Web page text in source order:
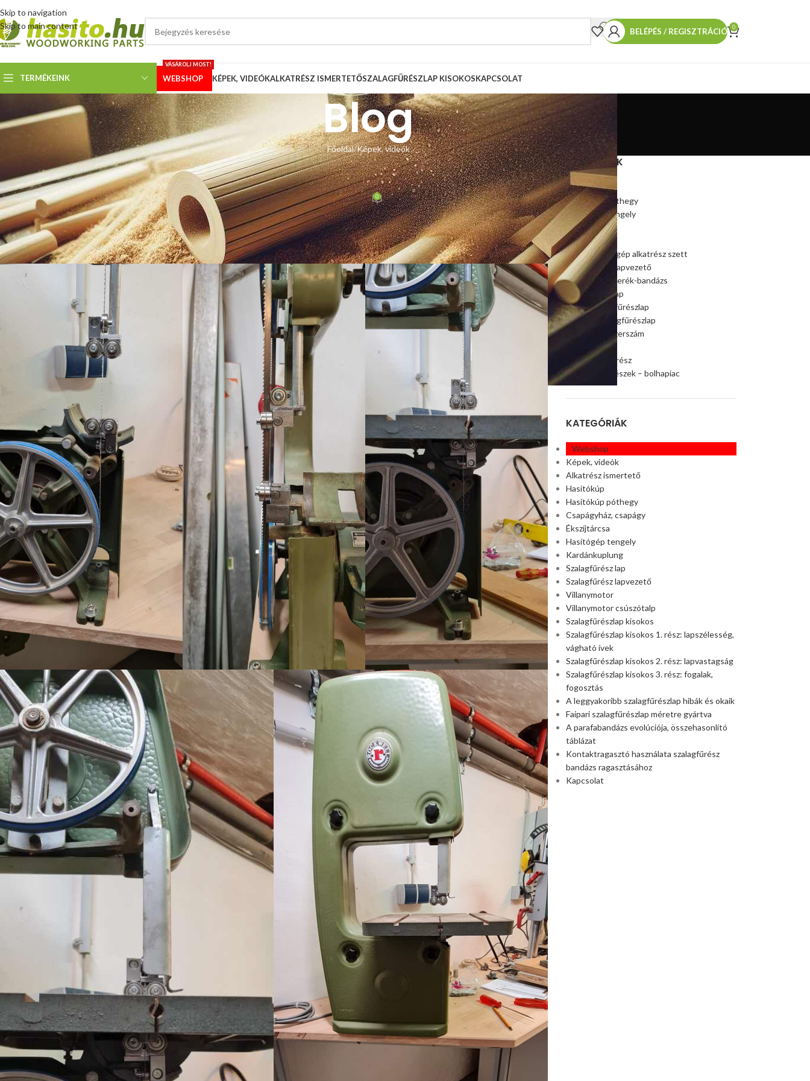
Skip to navigation
Skip to main content
BELÉPÉS / REGISZTRÁCIÓ 0
TERMÉKEINK WEBSHOP
VÁSÁROLJ MOST!
KÉPEK, VIDEÓKALKATRÉSZ ISMERTETŐSZALAGFŰRÉSZLAP KISOKOSKAPCSOLAT
Blog
Főoldal Képek, videók
KÉPEK, VIDEÓK
Rockwell 8721 DG 157 szalagfűrész lapvezető csere
Megosztotta Hoffmann Zsolt Be november 21, 2024 0
Vevőnk, egy régi Rockwell asztali szalagfűrész lapvezetőit cserélte le a 4×4-es lapvezetőinkre. Az átépítés ezen a fűrészgépen is egyszerű volt. A
lapvezető nem használt egyéb furtain keresztül, csavarokkal történt a rögzítés.
TERMÉKEINK
Hasítókúp
Hasítókúp póthegy
Hasítógép tengely
Ékszíjtárcsa
Csapágy
Kúpos hasítógép alkatrész szett
Szalagfűrész lapvezető
Szalagfűrészkerék-bandázs
Szalagfűrészlap
Faipari szalagfűrészlap
Húsipari szalagfűrészlap
Faipari gép, szerszám
Ágaprító
Offroad alkatrész
Akciós alkatrészek – bolhapiac
KATEGÓRIÁK
Webshop
Képek, videók
Alkatrész ismertető
Hasítókúp
Hasítókúp póthegy
Csapágyház, csapágy
Ékszíjtárcsa
Hasítógép tengely
Kardánkuplung
Szalagfűrész lap
Szalagfűrész lapvezető
Villanymotor
Villanymotor csúszótalp
Szalagfűrészlap kisokos
Szalagfűrészlap kisokos 1. rész: lapszélesség,
vágható ívek
Szalagfűrészlap kisokos 2. rész: lapvastagság
Szalagfűrészlap kisokos 3. rész: fogalak,
fogosztás
A leggyakoribb szalagfűrészlap hibák és okaik
Faipari szalagfűrészlap méretre gyártva
A parafabandázs evolúciója, összehasonlító
táblázat
Kontaktragasztó használata szalagfűrész
bandázs ragasztásához
Kapcsolat